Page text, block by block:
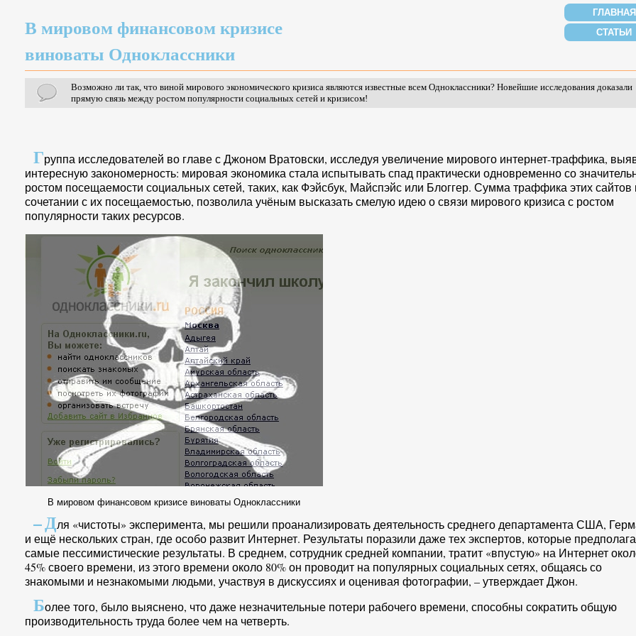
ГЛАВНАЯ
СТАТЬИ
В мировом финансовом кризисе
виноваты Одноклассники
Возможно ли так, что виной мирового экономического кризиса являются известные всем Одноклассники? Новейшие исследования доказали
прямую связь между ростом популярности социальных сетей и кризисом!
Группа исследователей во главе с Джоном Вратовски, исследуя увеличение мирового интернет-траффика,
интересную закономерность: мировая экономика стала испытывать спад практически одновременно со
ростом посещаемости социальных сетей, таких, как Фэйсбук, Майспэйс или Блоггер. Сумма траффика этих сайтов
сочетании с их посещаемостью, позволила учёным высказать смелую идею о связи мирового кризиса с ростом
популярности таких ресурсов.
В мировом финансовом кризисе виноваты Одноклассники
–Для «чистоты» эксперимента, мы решили проанализировать деятельность среднего департамента США,
и ещё нескольких стран, где особо развит Интернет. Результаты поразили даже тех экспертов, которые
самые пессимистические результаты. В среднем, сотрудник средней компании, тратит «впустую» на Интернет
45% своего времени, из этого времени около 80% он проводит на популярных социальных сетях, общаясь со
знакомыми и незнакомыми людьми, участвуя в дискуссиях и оценивая фотографии, – утверждает Джон.
Более того, было выяснено, что даже незначительные потери рабочего времени, способны сократить общую
производительность труда более чем на четверть.